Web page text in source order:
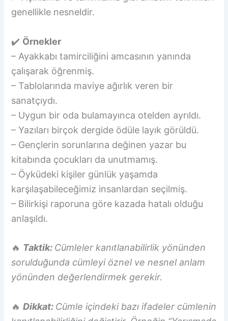
genellikle nesneldir.
✔️ Örnekler
– Ayakkabı tamirciliğini amcasının yanında
çalışarak öğrenmiş.
– Tablolarında maviye ağırlık veren bir
sanatçıydı.
– Uygun bir oda bulamayınca otelden ayrıldı.
– Yazıları birçok dergide ödüle layık görüldü.
– Gençlerin sorunlarına değinen yazar bu
kitabında çocukları da unutmamış.
– Öyküdeki kişiler günlük yaşamda
karşılaşabileceğimiz insanlardan seçilmiş.
– Bilirkişi raporuna göre kazada hatalı olduğu
anlaşıldı.
🔥 Taktik: Cümleler kanıtlanabilirlik yönünden
sorulduğunda cümleyi öznel ve nesnel anlam
yönünden değerlendirmek gerekir.
🔥Dikkat: Cümle içindeki bazı ifadeler cümlenin